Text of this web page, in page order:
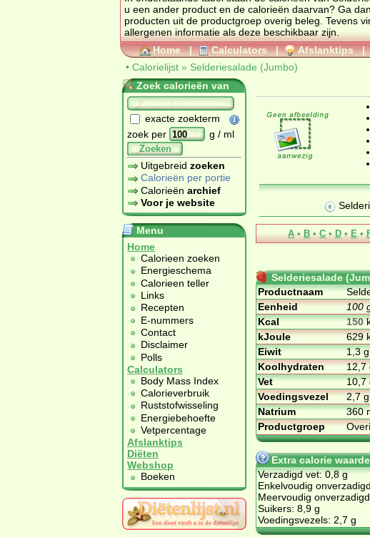
u een ander product en de calorieën daarvan? Ga
producten uit de productgroep overig beleg
allergenen informatie als deze beschikbaar zijn.
Home | Calculators | Afslanktips |
• Calorielijst » Selderiesalade (Jumbo)
Zoek calorieën van
exacte zoekterm
zoek per
g / ml
Zoeken
Uitgebreid zoeken
Calorieën per portie
Calorieën archief
Voor je website
Menu
Home
Calorieen zoeken
Energieschema
Calorieen teller
Links
Recepten
E-nummers
Contact
Disclaimer
Polls
Calculators
Body Mass Index
Calorieverbruik
Ruststofwisseling
Energiebehoefte
Vetpercentage
Afslanktips
Diëten
Webshop
Boeken
A • B • C • D • E •
Selderiesalade
Productnaam
Eenheid
100
Kcal
150
kJoule
629
Eiwit
1,3
Koolhydraten
12,7
Vet
10,7
Voedingsvezel
2,7
Natrium
360
Productgroep
Extra calorie
Verzadigd vet: 0,8 g
Enkelvoudig
Meervoudig
Suikers: 8,9 g
Voedingsvezels: 2,7 g